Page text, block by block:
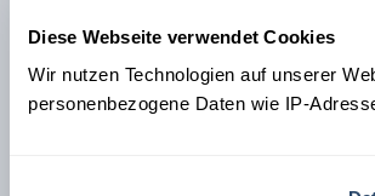
Diese Webseite verwendet Cookies
Wir nutzen Technologien auf unserer
personenbezogene Daten wie IP-
Einnahmen von Gebühren für
den Kreis